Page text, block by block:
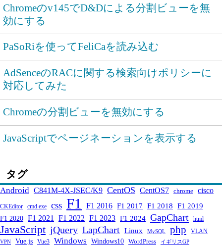
Chromeのv145でD&Dによる分割ビューを無
効にする
PaSoRiを使ってFeliCaを読み込む
AdSenceのRACに関する検索向けポリシーに
対応してみた
Chromeの分割ビューを無効にする
JavaScriptでページネーションを表示する
タグ
Android C841M-4X-JSEC/K9 CentOS CentOS7 chrome cisco
CKEditor cmd.exe css F1 F1 2016 F1 2017 F1 2018 F1 2019
F1 2020 F1 2021 F1 2022 F1 2023 F1 2024 GapChart html
JavaScript jQuery LapChart Linux MySQL php VLAN
VPN Vue.js Vue3 Windows Windows10 WordPress イギリスGP